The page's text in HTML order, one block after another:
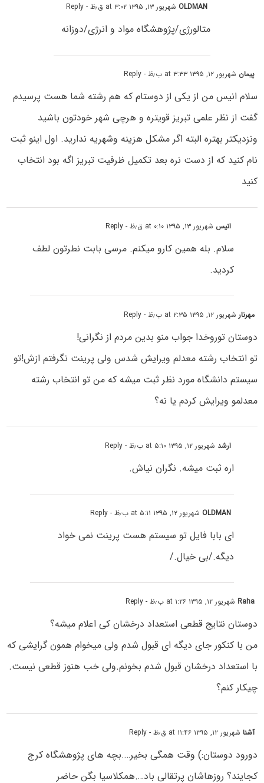
OLDMANشهریور ۱۳, ۱۳۹۵ at ۳:۰۲ ق٫ظ - Reply
متالورژی/پژوهشگاه مواد و انرژی/دوزانه
پیمان شهریور ۱۲, ۱۳۹۵ at ۳:۳۳ ب٫ظ - Reply
سلام انیس من از یکی از دوستام که هم رشته شما هست پرسیدم
گفت از نظر علمی تبریز قویتره و هرچی شهر خودتون باشید
ونزدیکتر بهتره البته اگر مشکل هزینه وشهریه ندارید. اول اینو ثبت
نام کنید که از دست نره بعد تکمیل ظرفیت تبریز اگه بود انتخاب
کنید
انیس شهریور ۱۳, ۱۳۹۵ at ۰:۱۰ ق٫ظ - Reply
سلام. بله همین کارو میکنم. مرسی بابت نطرتون لطف
کردید.
مهرنار شهریور ۱۲, ۱۳۹۵ at ۲:۳۵ ب٫ظ - Reply
دوستان توروخدا جواب منو بدین مردم از نگرانی!
تو انتخاب رشته معدلم ویرایش شدس ولی پرینت نگرفتم ازش!تو
سیستم دانشگاه مورد نظر ثبت میشه که من تو انتخاب رشته
معدلمو ویرایش کردم یا نه؟
ارشدشهریور ۱۲, ۱۳۹۵ at ۵:۱۰ ب٫ظ - Reply
اره ثبت میشه. نگران نیاش.
OLDMANشهریور ۱۲, ۱۳۹۵ at ۵:۱۱ ب٫ظ - Reply
ای بابا فایل تو سیستم هست پرینت نمی خواد
دیگه./بی خیال./
Rahaشهریور ۱۲, ۱۳۹۵ at ۱:۲۶ ب٫ظ - Reply
دوستان نتایج قطعی استعداد درخشان کی اعلام میشه؟
من با کنکور جای دیگه ای قبول شدم ولی میخوام همون گرایشی که
با استعداد درخشان قبول شدم بخونم.ولی خب هنوز قطعی نیست.
چیکار کنم؟
آشناشهریور ۱۲, ۱۳۹۵ at ۱۱:۴۶ ق٫ظ - Reply
دورود دوستان:) وقت همگی بخیر….بچه های پژوهشگاه کرج
کجایند؟ روزهاشان پرتقالی باد….همکلاسیا بگن حاضر